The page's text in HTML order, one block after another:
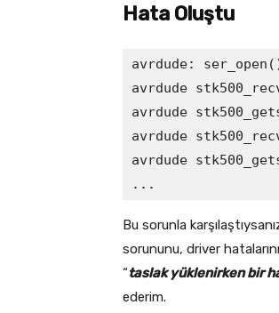
Hata Oluştu
avrdude:
avrdude
avrdude
avrdude
avrdude
...
Bu sorunla
sorununu, driver
“taslak yüklenirken bir
ederim.